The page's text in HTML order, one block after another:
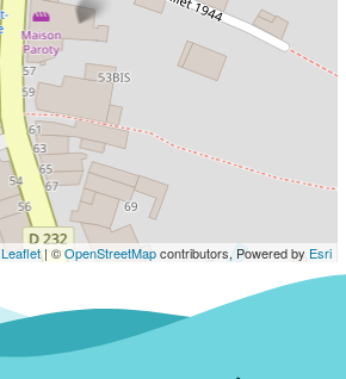
Leaflet| ©OpenStreetMapcontributors, Powered by Esri